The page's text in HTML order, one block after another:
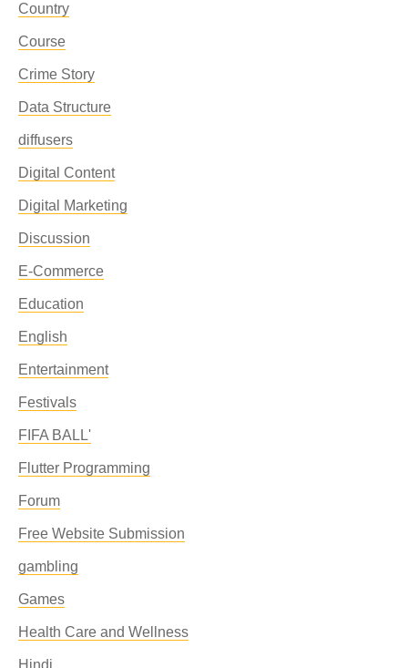
Country
Course
Crime Story
Data Structure
diffusers
Digital Content
Digital Marketing
Discussion
E-Commerce
Education
English
Entertainment
Festivals
FIFA BALL'
Flutter Programming
Forum
Free Website Submission
gambling
Games
Health Care and Wellness
Hindi